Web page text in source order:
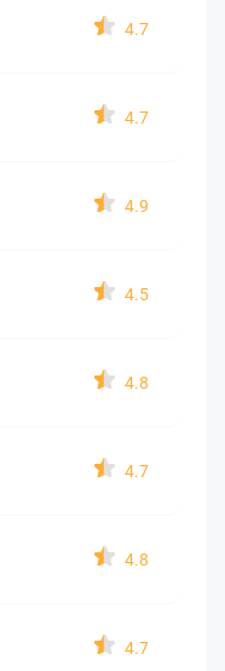
4.7
4.7
4.9
4.5
4.8
4.7
4.8
4.7